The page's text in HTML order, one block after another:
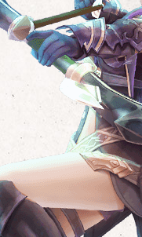
能施展各式奇蹟、祝
聖之力驅散邪惡。
時攻守平衡的職業，
弱點，並把握時機趁
素，進行法術攻擊的
廣域的範圍攻擊。